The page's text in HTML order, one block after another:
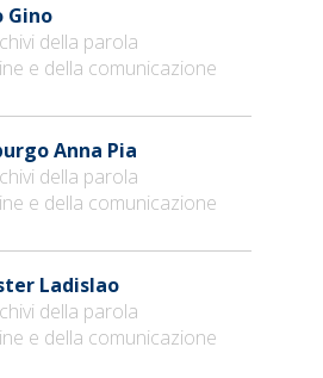
Gino
della parola
e della comunicazione
Anna Pia
della parola
e della comunicazione
Ladislao
della parola
e della comunicazione